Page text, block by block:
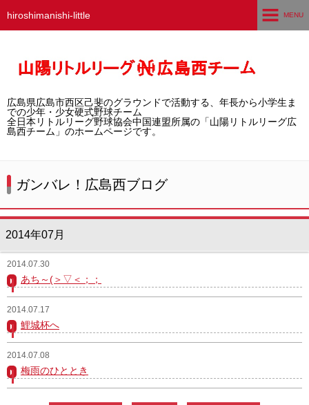
hiroshimanishi-little
広島県広島市西区己斐のグラウンドで活動する、年長から小学生ま
での少年・少女硬式野球チーム
全日本リトルリーグ野球協会中国連盟所属の「山陽リトルリーグ広
島西チーム」のホームページです。
MENU
広島西チームとは
選手募集／体験・見学
試合結果
想い出アルバム
卒団生の声
ガンバレ！広島西ブログ
ガンバレ！広島西ブログ
2014年07月
2014.07.30
あち～(＞▽＜；；
2014.07.17
鯉城杯へ
2014.07.08
梅雨のひととき